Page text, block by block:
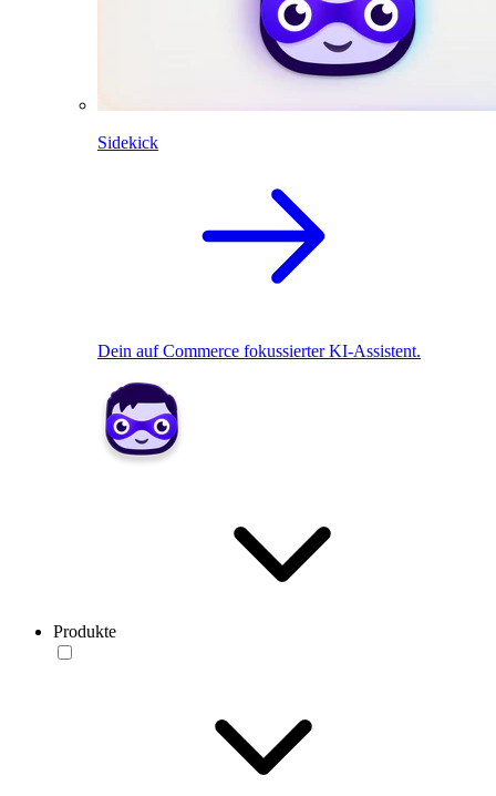
Sidekick
Dein auf Commerce fokussierter KI-Assistent.
Produkte